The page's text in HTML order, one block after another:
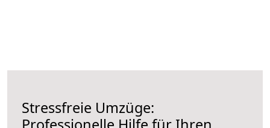
Stressfreie Umzüge: